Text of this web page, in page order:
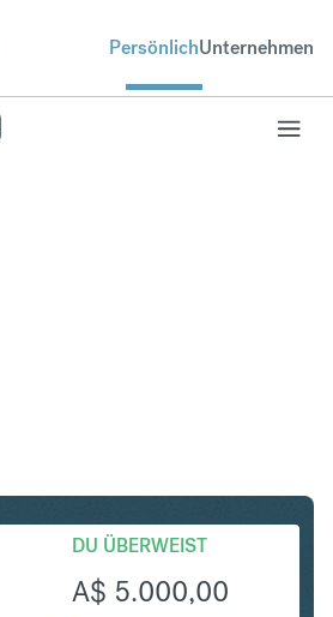
PersönlichUnternehmen
DU ÜBERWEIST
A$ 5.000,00